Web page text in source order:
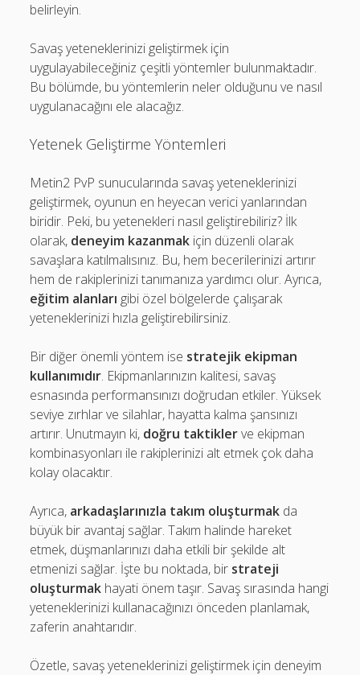
belirleyin.
Savaş yeteneklerinizi geliştirmek için
uygulayabileceğiniz çeşitli yöntemler bulunmaktadır.
Bu bölümde, bu yöntemlerin neler olduğunu ve nasıl
uygulanacağını ele alacağız.
Yetenek Geliştirme Yöntemleri
Metin2 PvP sunucularında savaş yeteneklerinizi
geliştirmek, oyunun en heyecan verici yanlarından
biridir. Peki, bu yetenekleri nasıl geliştirebiliriz? İlk
olarak, deneyim kazanmak için düzenli olarak
savaşlara katılmalısınız. Bu, hem becerilerinizi artırır
hem de rakiplerinizi tanımanıza yardımcı olur. Ayrıca,
eğitim alanları gibi özel bölgelerde çalışarak
yeteneklerinizi hızla geliştirebilirsiniz.
Bir diğer önemli yöntem ise stratejik ekipman
kullanımıdır. Ekipmanlarınızın kalitesi, savaş
esnasında performansınızı doğrudan etkiler. Yüksek
seviye zırhlar ve silahlar, hayatta kalma şansınızı
artırır. Unutmayın ki, doğru taktiklerve ekipman
kombinasyonları ile rakiplerinizi alt etmek çok daha
kolay olacaktır.
Ayrıca, arkadaşlarınızla takım oluşturmak da
büyük bir avantaj sağlar. Takım halinde hareket
etmek, düşmanlarınızı daha etkili bir şekilde alt
etmenizi sağlar. İşte bu noktada, bir strateji
oluşturmak hayati önem taşır. Savaş sırasında hangi
yeteneklerinizi kullanacağınızı önceden planlamak,
zaferin anahtarıdır.
Özetle, savaş yeteneklerinizi geliştirmek için deneyim